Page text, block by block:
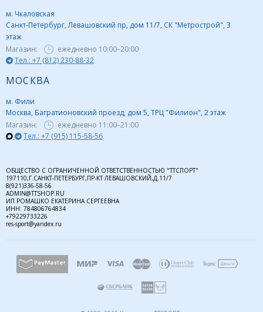
м. Чкаловская
Санкт-Петербург, Левашовский пр, дом 11/7, СК "Метрострой", 3
этаж
Магазин:
ежедневно 10:00–20:00
Тел.: +7 (812) 230-88-32
МОСКВА
м. Фили
Москва, Багратионовский проезд, дом 5, ТРЦ "Филион", 2 этаж
Магазин:
ежедневно 11:00–21:00
Тел.: +7 (915) 115-58-56
ОБЩЕСТВО С ОГРАНИЧЕННОЙ ОТВЕТСТВЕННОСТЬЮ "ТТСПОРТ"
197110,Г.САНКТ-ПЕТЕРБУРГ,ПР-КТ ЛЕВАШОВСКИЙ,Д.11/7
8(921)336-58-56
ADMIN@TTSHOP.RU
ИП РОМАШКО ЕКАТЕРИНА СЕРГЕЕВНА
ИНН: 784806764834
+79229733226
res-sport@yandex.ru